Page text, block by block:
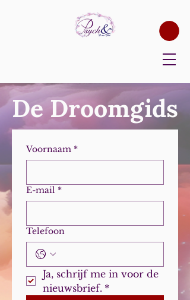
De Droomgids
Voornaam *
E-mail *
Telefoon
Ja, schrijf me in voor de
nieuwsbrief. *